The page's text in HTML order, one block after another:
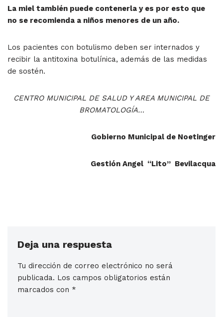
La miel también puede contenerla y es por esto que
no se recomienda a niños menores de un año.
Los pacientes con botulismo deben ser internados y
recibir la antitoxina botulínica, además de las medidas
de sostén.
CENTRO MUNICIPAL DE SALUD Y AREA MUNICIPAL DE
BROMATOLOGÍA…
Gobierno Municipal de Noetinger
Gestión Angel “Lito” Bevilacqua
Deja una respuesta
Tu dirección de correo electrónico no será
publicada. Los campos obligatorios están
marcados con *